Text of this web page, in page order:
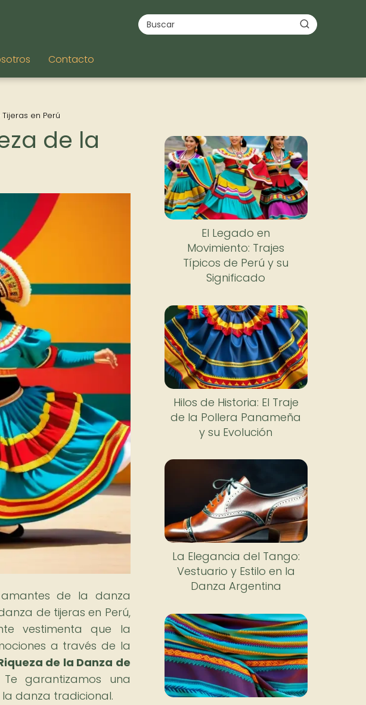
Contacto
en Perú
de la
de la danza
de tijeras en Perú,
vestimenta que la
a través de la
de la Danza de
garantizamos una
danza tradicional.
El Legado en
Movimiento: Trajes
Típicos de Perú y su
Significado
Hilos de Historia: El Traje
de la Pollera Panameña
y su Evolución
La Elegancia del Tango:
Vestuario y Estilo en la
Danza Argentina